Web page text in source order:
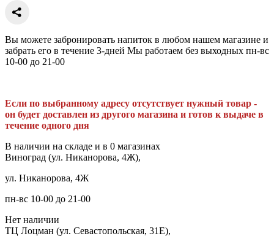
Вы можете забронировать напиток в любом нашем магазине и
забрать его в течение 3-дней Мы работаем без выходных пн-вс
10-00 до 21-00
Если по выбранному адресу отсутствует нужный товар -
он будет доставлен из другого магазина и готов к выдаче в
течение одного дня
В наличии на складе и в 0 магазинах
Виноград (ул. Никанорова, 4Ж),
ул. Никанорова, 4Ж
пн-вс 10-00 до 21-00
Нет наличии
ТЦ Лоцман (ул. Севастопольская, 31Е),